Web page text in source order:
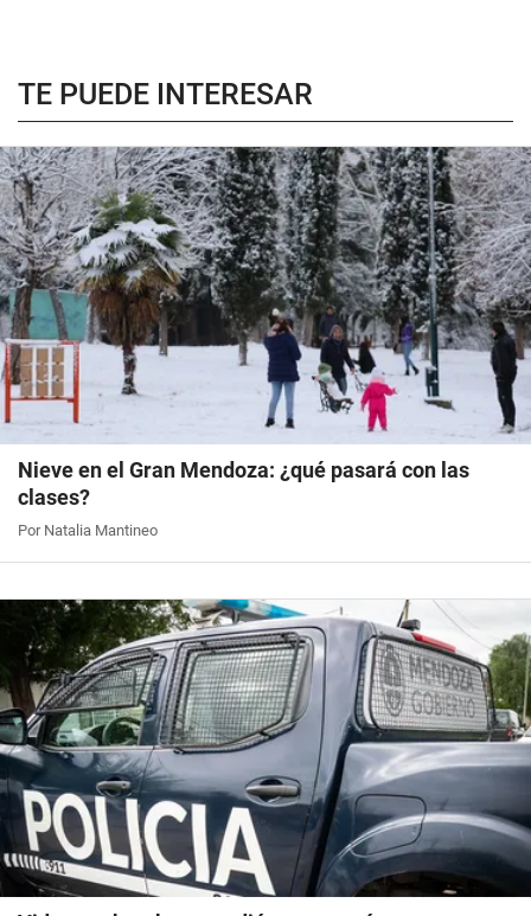
TE PUEDE INTERESAR
Nieve en el Gran Mendoza: ¿qué pasará con las
clases?
Por Natalia Mantineo